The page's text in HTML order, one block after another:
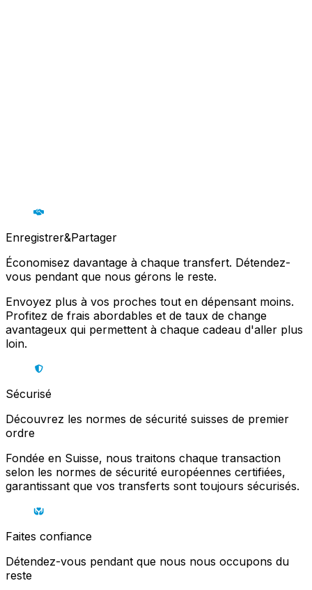
Enregistrer&Partager
Économisez davantage à chaque transfert. Détendez-
vous pendant que nous gérons le reste.
Envoyez plus à vos proches tout en dépensant moins.
Profitez de frais abordables et de taux de change
avantageux qui permettent à chaque cadeau d'aller plus
loin.
Sécurisé
Découvrez les normes de sécurité suisses de premier
ordre
Fondée en Suisse, nous traitons chaque transaction
selon les normes de sécurité européennes certifiées,
garantissant que vos transferts sont toujours sécurisés.
Faites confiance
Détendez-vous pendant que nous nous occupons du
reste